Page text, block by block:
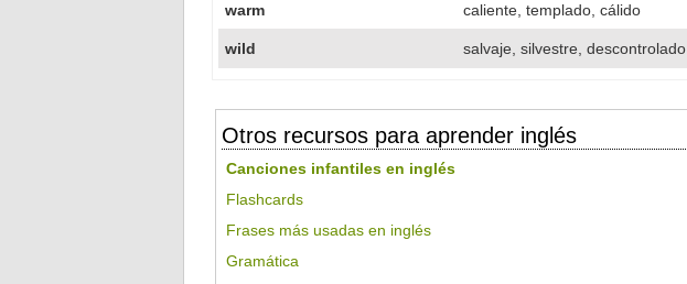
warm caliente, templado, cálido
wild salvaje, silvestre, descontrolado
Otros recursos para aprender inglés
Canciones infantiles en inglés
Flashcards
Frases más usadas en inglés
Gramática